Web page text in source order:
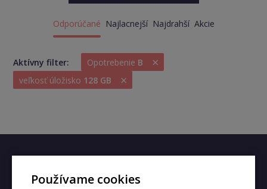
Odporúčané Najlacnejší Najdrahší Akcie
Aktívny filter: Opotrebenie B ×
veľkosť úložisko 128 GB ×
Používame cookies